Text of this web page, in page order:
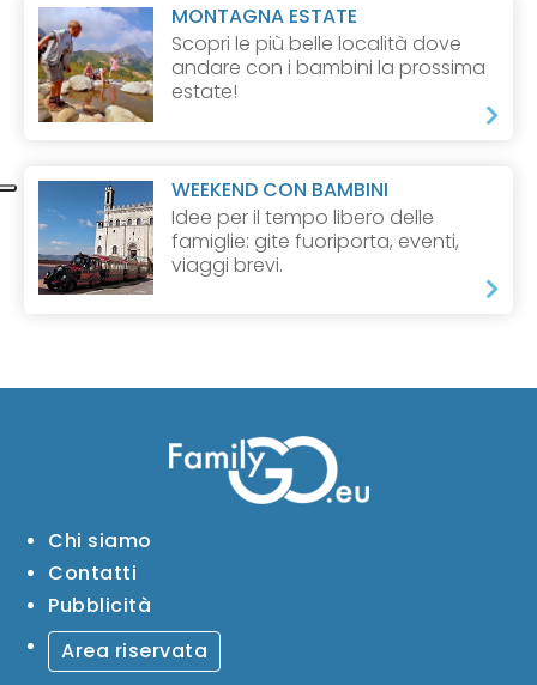
MONTAGNA ESTATE
Scopri le più belle località dove
andare con i bambini la prossima
estate!
WEEKEND CON BAMBINI
Idee per il tempo libero delle
famiglie: gite fuoriporta, eventi,
viaggi brevi.
Chi siamo
Contatti
Pubblicità
Area riservata